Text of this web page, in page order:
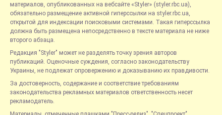
материалов, опубликованных на вебсайте «Styler» (styler.rbc.ua),
обязательно размещение активной гиперссылки на styler.rbc.ua,
открытой для индексации поисковыми системами. Такая гиперссылка
должна быть размещена непосредственно в тексте материала не ниже
второго абзаца.
Редакция "Styler" может не разделять точку зрения авторов
публикаций. Оценочные суждения, согласно законодательству
Украины, не подлежат опровержению и доказыванию их правдивости.
За достоверность, содержание и соответствие требованиям
законодательства рекламных материалов ответственность несет
рекламодатель.